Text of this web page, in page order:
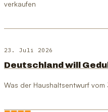
verkaufen
23. Juli 2026
Deutschland will
Was der Haushaltsentwurf